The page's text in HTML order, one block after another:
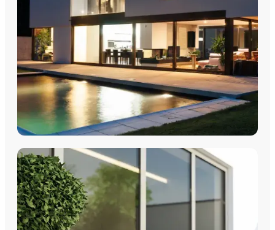
FENÊTRES
Fenêtres PVC Fenêtres Aluminium
Fenêtres Multimatériaux
Fenêtres Bois
Découvrez nos fenêtres PVC, aluminium, bois et
multimatériaux, avec pose par les équipes Plein Jour Habitat.